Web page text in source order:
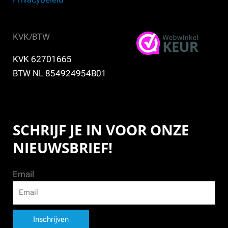
KVK/BTW
KVK 62701665
BTW NL 854924954B01
SCHRIJF JE IN VOOR ONZE
NIEUWSBRIEF!
Email
Inschrijven